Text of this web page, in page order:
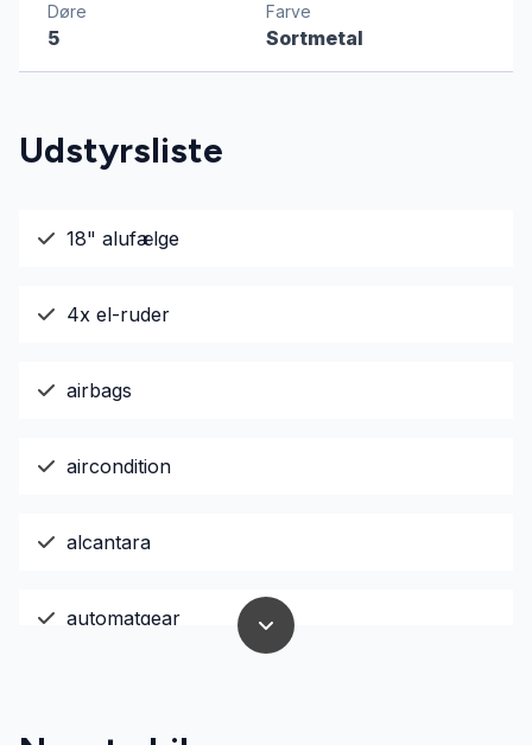
Døre
5
Farve
Sortmetal
Udstyrsliste
18" alufælge
4x el-ruder
airbags
aircondition
alcantara
automatgear